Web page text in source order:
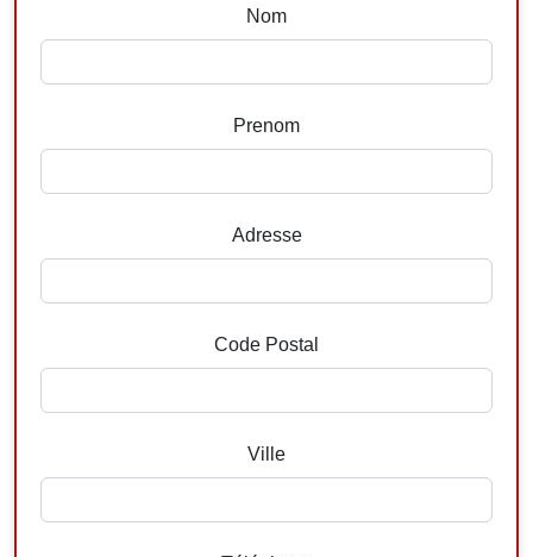
Nom
Prenom
Adresse
Code Postal
Ville